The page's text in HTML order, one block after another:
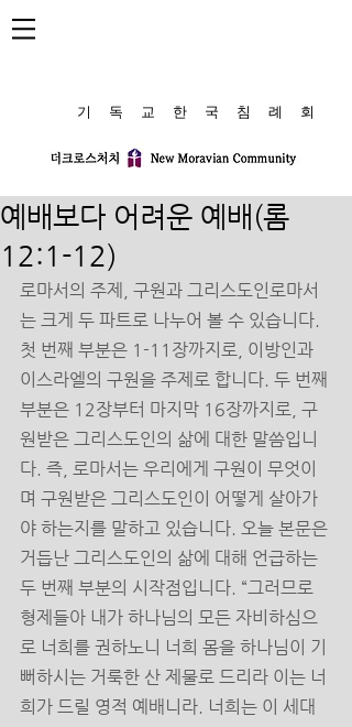
​기 독 교 한 국 침 례 회
예배보다 어려운 예배(롬
12:1-12)
로마서의 주제, 구원과 그리스도인로마서
는 크게 두 파트로 나누어 볼 수 있습니다.
첫 번째 부분은 1-11장까지로, 이방인과
이스라엘의 구원을 주제로 합니다. 두 번째
부분은 12장부터 마지막 16장까지로, 구
원받은 그리스도인의 삶에 대한 말씀입니
다. 즉, 로마서는 우리에게 구원이 무엇이
며 구원받은 그리스도인이 어떻게 살아가
야 하는지를 말하고 있습니다. 오늘 본문은
거듭난 그리스도인의 삶에 대해 언급하는
두 번째 부분의 시작점입니다. “그러므로
형제들아 내가 하나님의 모든 자비하심으
로 너희를 권하노니 너희 몸을 하나님이 기
뻐하시는 거룩한 산 제물로 드리라 이는 너
희가 드릴 영적 예배니라. 너희는 이 세대